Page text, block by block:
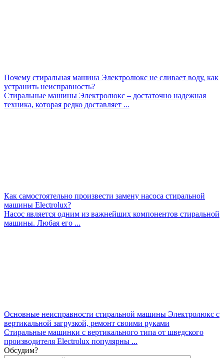
Почему стиральная машина Электролюкс не сливает воду, как
устранить неисправность?
Стиральные машины Электролюкс – достаточно надежная
техника, которая редко доставляет ...
Как самостоятельно произвести замену насоса стиральной
машины Electrolux?
Насос является одним из важнейших компонентов стиральной
машины. Любая его ...
Основные неисправности стиральной машины Электролюкс с
вертикальной загрузкой, ремонт своими руками
Стиральные машинки с вертикального типа от шведского
производителя Electrolux популярны ...
Обсудим?